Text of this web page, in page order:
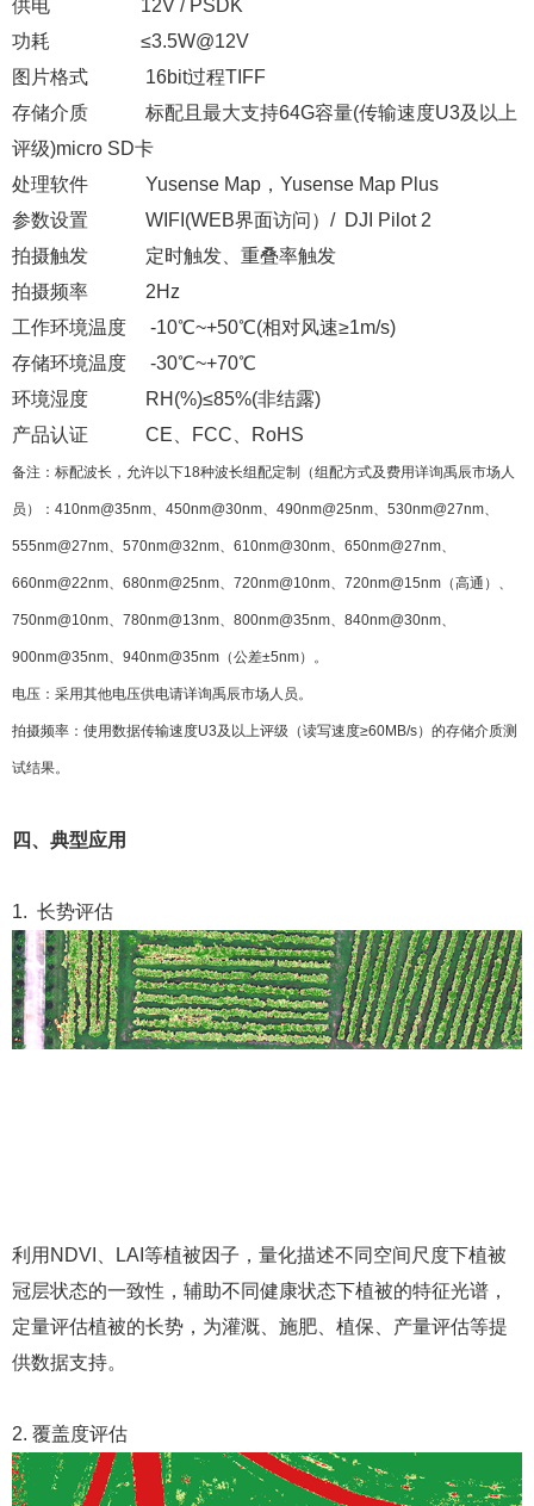
供电 12V / PSDK
功耗 ≤3.5W@12V
图片格式 16bit过程TIFF
存储介质 标配且最大支持64G容量(传输速度U3及以上
评级)micro SD卡
处理软件 Yusense Map，Yusense Map Plus
参数设置 WIFI(WEB界面访问）/ DJI Pilot 2
拍摄触发 定时触发、重叠率触发
拍摄频率 2Hz
工作环境温度 -10℃~+50℃(相对风速≥1m/s)
存储环境温度 -30℃~+70℃
环境湿度 RH(%)≤85%(非结露)
产品认证 CE、FCC、RoHS
备注：标配波长，允许以下18种波长组配定制（组配方式及费用详询禹辰市场人
员）：410nm@35nm、450nm@30nm、490nm@25nm、530nm@27nm、
555nm@27nm、570nm@32nm、610nm@30nm、650nm@27nm、
660nm@22nm、680nm@25nm、720nm@10nm、720nm@15nm（高通）、
750nm@10nm、780nm@13nm、800nm@35nm、840nm@30nm、
900nm@35nm、940nm@35nm（公差±5nm）。
电压：采用其他电压供电请详询禹辰市场人员。
拍摄频率：使用数据传输速度U3及以上评级（读写速度≥60MB/s）的存储介质测
试结果。
四、典型应用
1. 长势评估
利用NDVI、LAI等植被因子，量化描述不同空间尺度下植被
冠层状态的一致性，辅助不同健康状态下植被的特征光谱，
定量评估植被的长势，为灌溉、施肥、植保、产量评估等提
供数据支持。
2. 覆盖度评估